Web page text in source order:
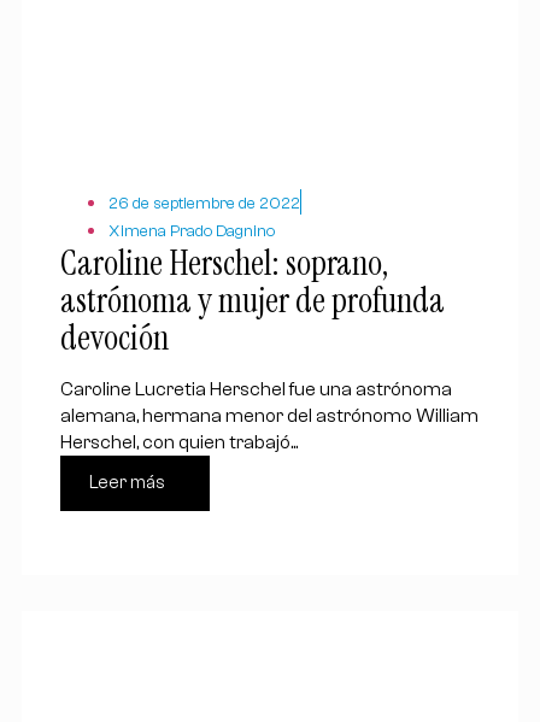
26 de septiembre de 2022
Ximena Prado Dagnino
Caroline Herschel: soprano,
astrónoma y mujer de profunda
devoción
Caroline Lucretia Herschel fue una astrónoma
alemana, hermana menor del astrónomo William
Herschel, con quien trabajó...
Leer más